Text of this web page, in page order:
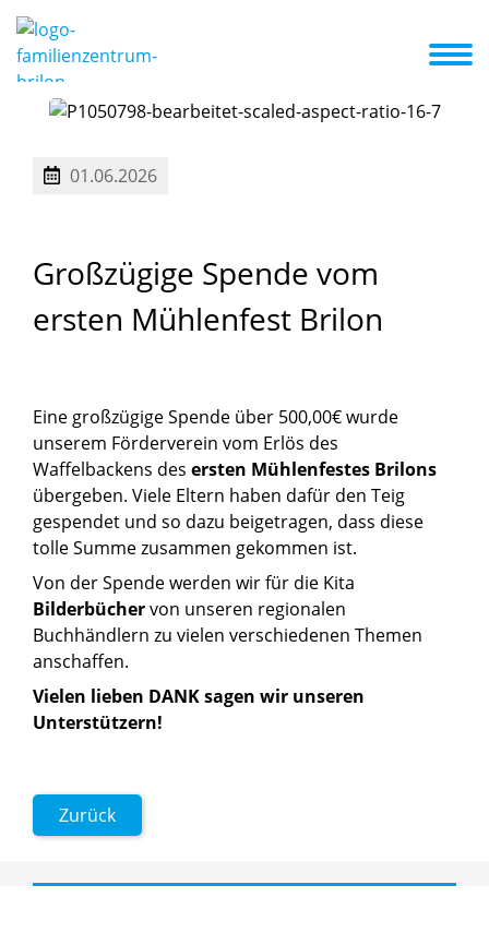
wirKonzept
01.06.2026
Großzügige Spende vom
ersten Mühlenfest Brilon
Eine großzügige Spende über 500,00€ wurde
unserem Förderverein vom Erlös des
Waffelbackens des ersten Mühlenfestes Brilons
übergeben. Viele Eltern haben dafür den Teig
gespendet und so dazu beigetragen, dass diese
tolle Summe zusammen gekommen ist.
Von der Spende werden wir für die Kita
Bilderbüchervon unseren regionalen
Buchhändlern zu vielen verschiedenen Themen
anschaffen.
Vielen lieben DANK sagen wir unseren
Unterstützern!
Zurück